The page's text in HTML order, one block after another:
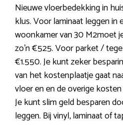
Nieuwe vloerbedekking in
klus. Voor laminaat leggen in
woonkamer van 30 M2moet
zo’n €525. Voor parket /
€1.550. Je kunt zeker
van het kostenplaatje gaat
vloer en en de overige
Je kunt slim geld besparen
leggen. Bij vinyl, laminaat of